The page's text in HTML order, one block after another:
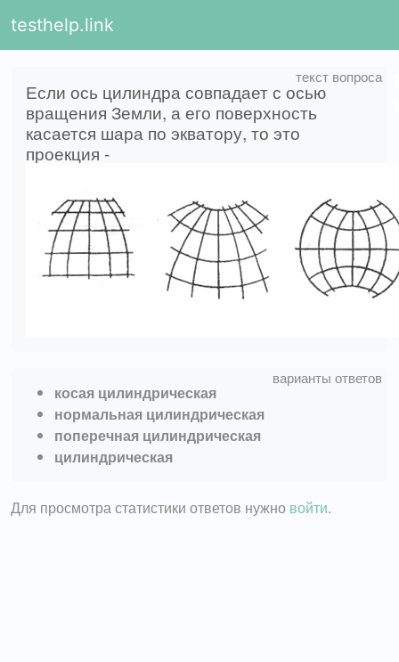
testhelp.link
Если ось цилиндра совпадает с осью
вращения Земли, а его поверхность
касается шара по экватору, то это
проекция -
косая цилиндрическая
нормальная цилиндрическая
поперечная цилиндрическая
цилиндрическая
Для просмотра статистики ответов нужно войти.